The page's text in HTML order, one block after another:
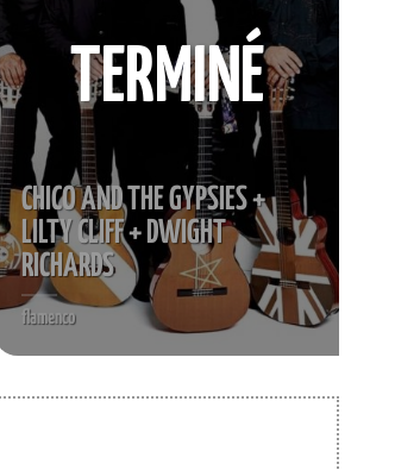
CHICO AND THE GYPSIES +
LILTY CLIFF + DWIGHT
RICHARDS
flamenco
TERMINÉ